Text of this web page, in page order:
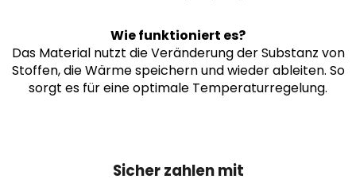
Wie funktioniert es?
Das Material nutzt die Veränderung der Substanz von
Stoffen, die Wärme speichern und wieder ableiten. So
sorgt es für eine optimale Temperaturregelung.
Sicher zahlen mit